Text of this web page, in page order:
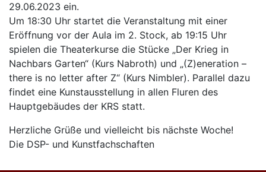
29.06.2023 ein.
Um 18:30 Uhr startet die Veranstaltung mit einer
Eröffnung vor der Aula im 2. Stock, ab 19:15 Uhr
spielen die Theaterkurse die Stücke „Der Krieg in
Nachbars Garten“ (Kurs Nabroth) und „(Z)eneration –
there is no letter after Z“ (Kurs Nimbler). Parallel dazu
findet eine Kunstausstellung in allen Fluren des
Hauptgebäudes der KRS statt.
Herzliche Grüße und vielleicht bis nächste Woche!
Die DSP- und Kunstfachschaften